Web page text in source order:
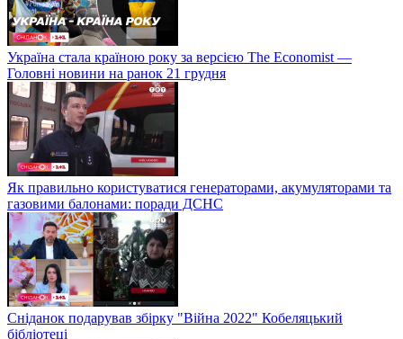
Україна стала країною року за версією The Economist —
Головні новини на ранок 21 грудня
Як правильно користуватися генераторами, акумуляторами та
газовими балонами: поради ДСНС
Сніданок подарував збірку "Війна 2022" Кобеляцький
бібліотеці